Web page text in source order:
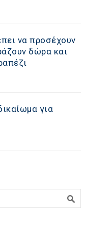
να προσέχουν
δώρα και
για